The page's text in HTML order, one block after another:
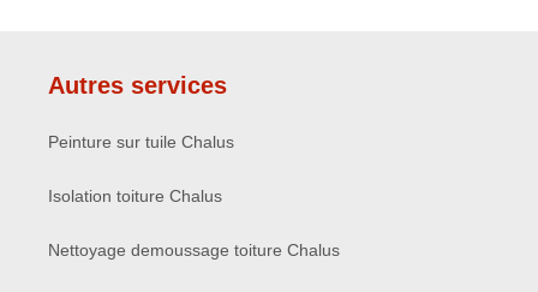
Autres services
Peinture sur tuile Chalus
Isolation toiture Chalus
Nettoyage demoussage toiture Chalus